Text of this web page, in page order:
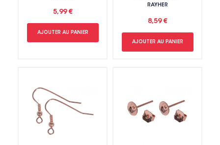
5,99 €
AJOUTER AU PANIER
RAYHER
8,59 €
AJOUTER AU PANIER